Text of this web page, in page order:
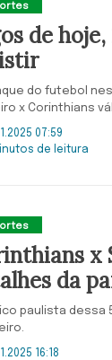
de
do futebol
x Corinthians
07:59
de leitura
x
da
paulista dessa
16:18